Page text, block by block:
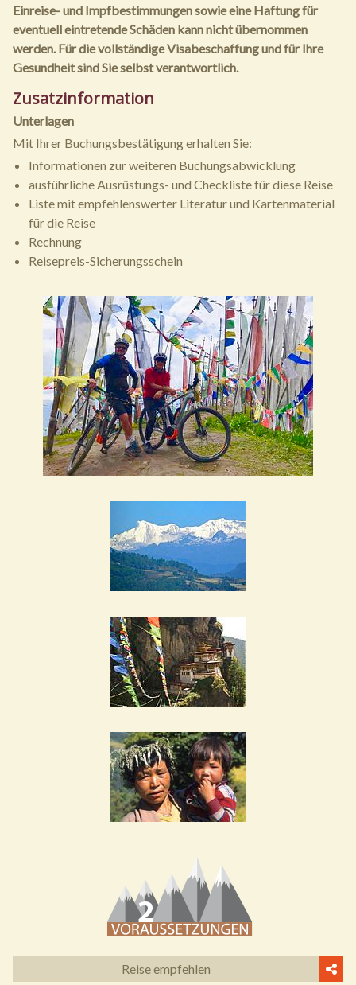
Einreise- und Impfbestimmungen sowie eine Haftung für
eventuell eintretende Schäden kann nicht übernommen
werden. Für die vollständige Visabeschaffung und für Ihre
Gesundheit sind Sie selbst verantwortlich.
Zusatzinformation
Unterlagen
Mit Ihrer Buchungsbestätigung erhalten Sie:
Informationen zur weiteren Buchungsabwicklung
ausführliche Ausrüstungs- und Checkliste für diese Reise
Liste mit empfehlenswerter Literatur und Kartenmaterial
für die Reise
Rechnung
Reisepreis-Sicherungsschein
Reise empfehlen